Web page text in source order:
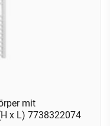
mit
x L) 7738322074